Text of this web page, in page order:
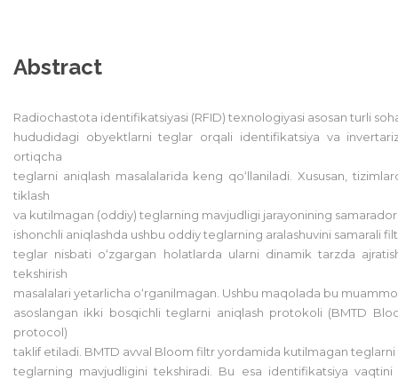
Abstract
Radiochastota identifikatsiyasi (RFID) texnologiyasi asosan turli
hududidagi obyektlarni teglar orqali identifikatsiya va
ortiqcha
teglarni aniqlash masalalarida keng qo‘llaniladi. Xususan,
tiklash
va kutilmagan (oddiy) teglarning mavjudligi jarayonining
ishonchli aniqlashda ushbu oddiy teglarning aralashuvini samarali
teglar nisbati o‘zgargan holatlarda ularni dinamik tarzda
tekshirish
masalalari yetarlicha o‘rganilmagan. Ushbu maqolada bu
asoslangan ikki bosqichli teglarni aniqlash protokoli (BMTD
protocol)
taklif etiladi. BMTD avval Bloom filtr yordamida kutilmagan teglarni
teglarning mavjudligini tekshiradi. Bu esa identifikatsiya